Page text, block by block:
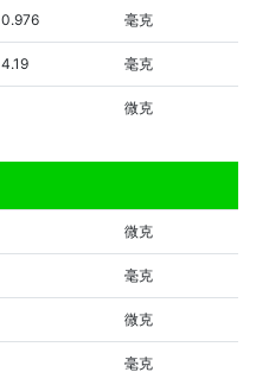
0.976 毫克
4.19 毫克
微克
微克
毫克
微克
毫克